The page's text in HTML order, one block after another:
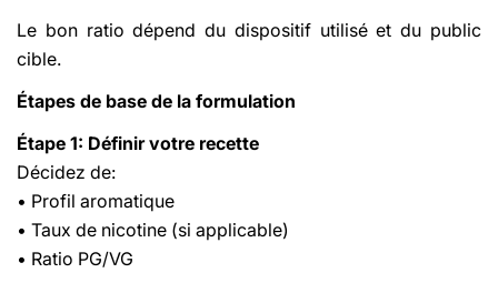
Le bon ratio dépend du dispositif utilisé et du public
cible.
Étapes de base de la formulation
Étape 1: Définir votre recette
Décidez de:
• Profil aromatique
• Taux de nicotine (si applicable)
• Ratio PG/VG